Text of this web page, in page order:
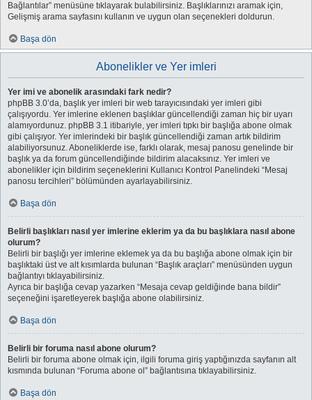
Bağlantılar” menüsüne tıklayarak bulabilirsiniz. Başlıklarınızı aramak için,
Gelişmiş arama sayfasını kullanın ve uygun olan seçenekleri doldurun.
Başa dön
Abonelikler ve Yer imleri
Yer imi ve abonelik arasındaki fark nedir?
phpBB 3.0’da, başlık yer imleri bir web tarayıcısındaki yer imleri gibi
çalışıyordu. Yer imlerine eklenen başlıklar güncellendiği zaman hiç bir uyarı
alamıyordunuz. phpBB 3.1 itibariyle, yer imleri tıpkı bir başlığa abone olmak
gibi çalışıyor. Yer imlerindeki bir başlık güncellendiği zaman artık bildirim
alabiliyorsunuz. Aboneliklerde ise, farklı olarak, mesaj panosu genelinde bir
başlık ya da forum güncellendiğinde bildirim alacaksınız. Yer imleri ve
abonelikler için bildirim seçeneklerini Kullanıcı Kontrol Panelindeki “Mesaj
panosu tercihleri” bölümünden ayarlayabilirsiniz.
Başa dön
Belirli başlıkları nasıl yer imlerine eklerim ya da bu başlıklara nasıl abone
olurum?
Belirli bir başlığı yer imlerine eklemek ya da bu başlığa abone olmak için bir
başlıktaki üst ve alt kısımlarda bulunan “Başlık araçları” menüsünden uygun
bağlantıyı tıklayabilirsiniz.
Ayrıca bir başlığa cevap yazarken “Mesaja cevap geldiğinde bana bildir”
seçeneğini işaretleyerek başlığa abone olabilirsiniz.
Başa dön
Belirli bir foruma nasıl abone olurum?
Belirli bir foruma abone olmak için, ilgili foruma giriş yaptığınızda sayfanın alt
kısmında bulunan “Foruma abone ol” bağlantısına tıklayabilirsiniz.
Başa dön